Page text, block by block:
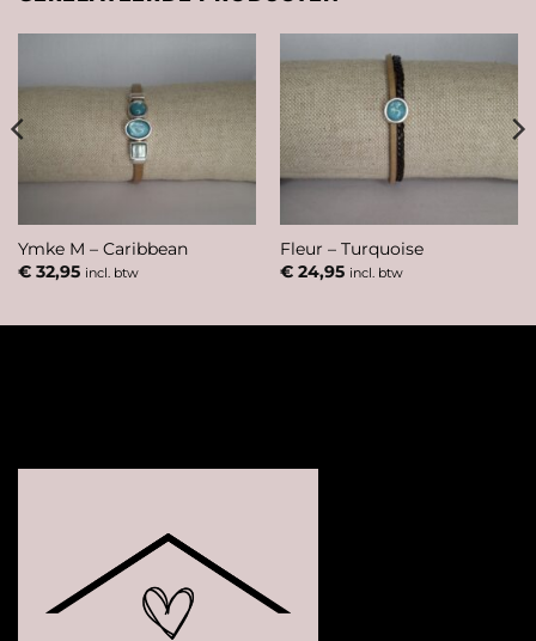
Ymke M – Caribbean
€32,95 incl. btw
Fleur – Turquoise
€24,95 incl. btw